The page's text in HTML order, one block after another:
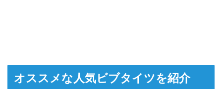
オススメな人気ビブタイツを紹介